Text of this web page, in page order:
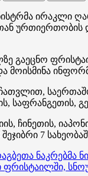
ირაკლი
ურთიერთობის
გაეცნო
მოისმინა
საფრანგეთის,
ჩინეთის,
7
ნაკრებმა